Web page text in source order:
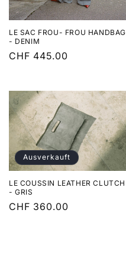
LE SAC FROU- FROU HANDBAG
- DENIM
Normaler
CHF 445.00
Ausverkauft
LE COUSSIN LEATHER CLUTCH
- GRIS
Normaler
CHF 360.00